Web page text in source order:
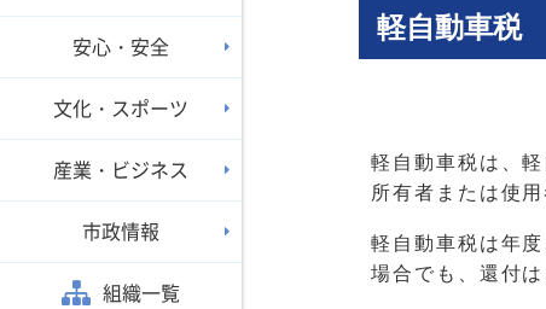
安心・安全
文化・スポーツ
産業・ビジネス
市政情報
組織一覧
軽自動車税
軽自動車税は、
所有者または使
軽自動車税は年
場合でも、還付は